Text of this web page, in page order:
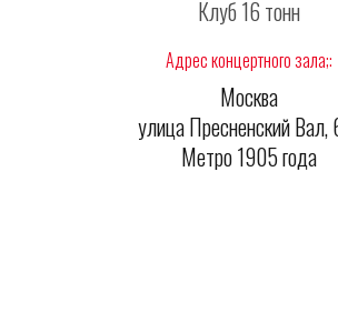
Клуб 16 тонн
Адрес концертного зала;:
Москва
улица Пресненский Вал,
Метро 1905 года